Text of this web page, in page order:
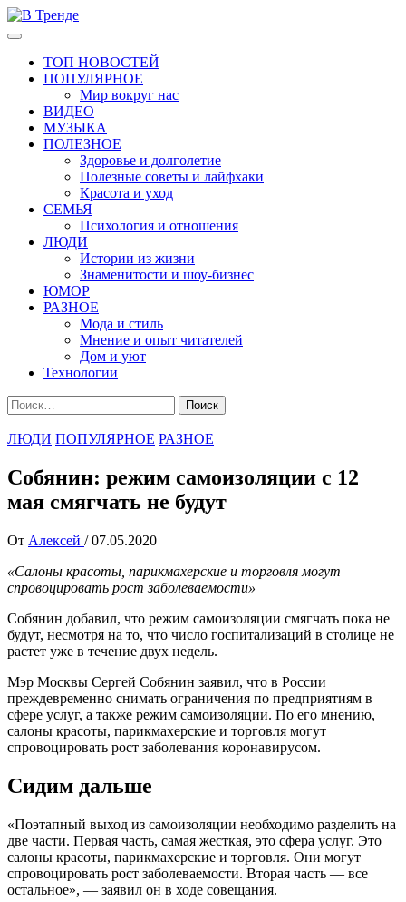
Перейти
к
Основное
ТОП НОВОСТЕЙ
ПОПУЛЯРНОЕ
Мир вокруг нас
ВИДЕО
МУЗЫКА
ПОЛЕЗНОЕ
Здоровье и долголетие
Полезные советы и лайфхаки
Красота и уход
СЕМЬЯ
Психология и отношения
ЛЮДИ
Истории из жизни
Знаменитости и шоу-бизнес
ЮМОР
РАЗНОЕ
Мода и стиль
Мнение и опыт читателей
Дом и уют
Технологии
Найти:
ЛЮДИ ПОПУЛЯРНОЕ РАЗНОЕ
Собянин: режим самоизоляции с 12
мая смягчать не будут
От Алексей / 07.05.2020
«Салоны красоты, парикмахерские и торговля могут
спровоцировать рост заболеваемости»
Собянин добавил, что режим самоизоляции смягчать пока не
будут, несмотря на то, что число госпитализаций в столице не
растет уже в течение двух недель.
Мэр Москвы Сергей Собянин заявил, что в России
преждевременно снимать ограничения по предприятиям в
сфере услуг, а также режим самоизоляции. По его мнению,
салоны красоты, парикмахерские и торговля могут
спровоцировать рост заболевания коронавирусом.
Сидим дальше
«Поэтапный выход из самоизоляции необходимо разделить на
две части. Первая часть, самая жесткая, это сфера услуг. Это
салоны красоты, парикмахерские и торговля. Они могут
спровоцировать рост заболеваемости. Вторая часть — все
остальное», — заявил он в ходе совещания.